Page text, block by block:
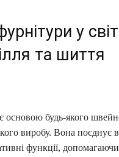
у
та шиття
основою будь-якого
виробу. Вона поєднує
функції,